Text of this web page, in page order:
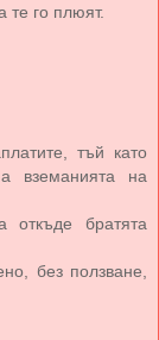
те го плюят.
тъй като
вземанията на
братята
без ползване,